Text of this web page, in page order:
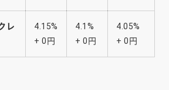
レ
4.15%
+ 0円
4.1%
+ 0円
4.05%
+ 0円